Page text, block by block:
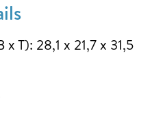
T): 28,1 x 21,7 x 31,5